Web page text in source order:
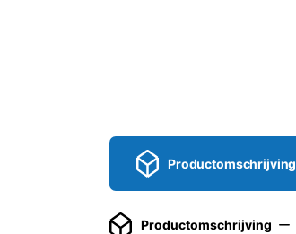
Productomschrijving
Productomschrijving